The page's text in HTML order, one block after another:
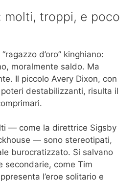
molti, troppi, e poco
d’oro” kinghiano:
moralmente saldo. Ma
Il piccolo Avery Dixon, con
destabilizzanti, risulta il
— come la direttrice Sigsby
— sono stereotipati,
burocratizzato. Si salvano
secondarie, come Tim
l’eroe solitario e